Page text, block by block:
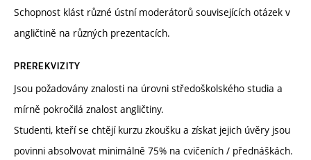
Schopnost klást různé ústní moderátorů souvisejících otázek v
angličtině na různých prezentacích.
PREREKVIZITY
Jsou požadovány znalosti na úrovni středoškolského studia a
mírně pokročilá znalost angličtiny.
Studenti, kteří se chtějí kurzu zkoušku a získat jejich úvěry jsou
povinni absolvovat minimálně 75% na cvičeních / přednáškách.